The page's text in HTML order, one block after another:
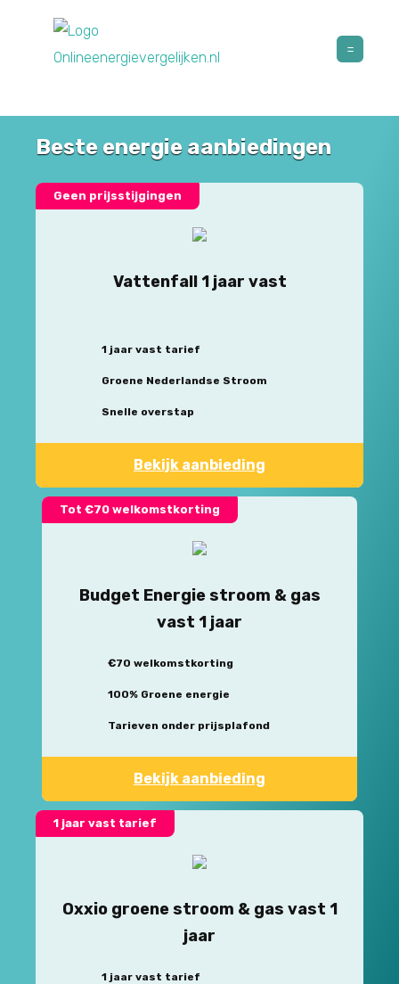
Beste energie aanbiedingen
Geen prijsstijgingen
Vattenfall 1 jaar vast
1 jaar vast tarief
Groene Nederlandse Stroom
Snelle overstap
Bekijk aanbieding
Tot €70 welkomstkorting
Budget Energie stroom & gas
vast 1 jaar
€70 welkomstkorting
100% Groene energie
Tarieven onder prijsplafond
Bekijk aanbieding
1 jaar vast tarief
Oxxio groene stroom & gas vast 1
jaar
1 jaar vast tarief